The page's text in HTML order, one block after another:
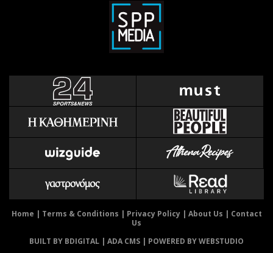
Home | Terms & Conditions | Privacy Policy| About Us | Contact
Us
BUILT BY BDIGITAL | ADA CMS | POWERED BY WEBSTUDIO